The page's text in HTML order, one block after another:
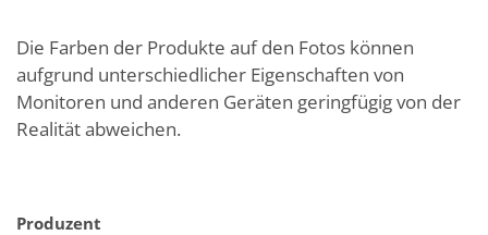
Die Farben der Produkte auf den Fotos können
aufgrund unterschiedlicher Eigenschaften von
Monitoren und anderen Geräten geringfügig von der
Realität abweichen.
Produzent